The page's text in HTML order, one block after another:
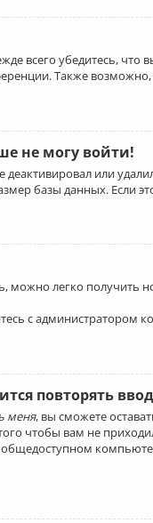
всего убедитесь, что
Также
не могу войти!
или
базы данных. Если
можно легко
с администратором
повторять
меня, вы сможете
чтобы вам не